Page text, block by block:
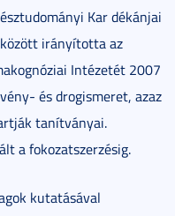
Kar dékánjai
irányította az
Intézetét 2007
és drogismeret, azaz
tanítványai.
a fokozatszerzésig.
kutatásával